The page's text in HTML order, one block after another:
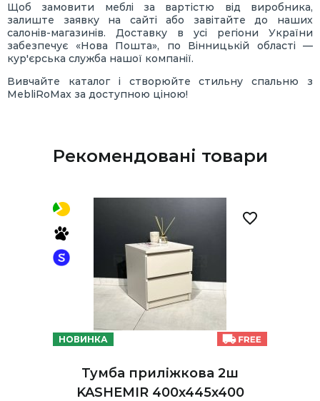
Щоб замовити меблі за вартістю від виробника,
залиште заявку на сайті або завітайте до наших
салонів-магазинів. Доставку в усі регіони України
забезпечує «Нова Пошта», по Вінницькій області —
кур'єрська служба нашої компанії.
Вивчайте каталог і створюйте стильну спальню з
MebliRoMax за доступною ціною!
Рекомендовані товари
НОВИНКА
Тумба приліжкова 2ш
KASHEMIR 400х445х400